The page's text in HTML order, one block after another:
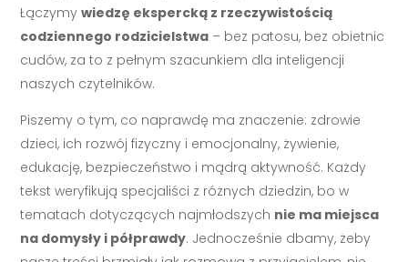
Łączymywiedzę ekspercką z rzeczywistością
codziennego rodzicielstwa – bez patosu, bez obietnic
cudów, za to z pełnym szacunkiem dla inteligencji
naszych czytelników.
Piszemy o tym, co naprawdę ma znaczenie: zdrowie
dzieci, ich rozwój fizyczny i emocjonalny, żywienie,
edukację, bezpieczeństwo i mądrą aktywność. Każdy
tekst weryfikują specjaliści z różnych dziedzin, bo w
tematach dotyczących najmłodszych nie ma miejsca
na domysły i półprawdy. Jednocześnie dbamy, żeby